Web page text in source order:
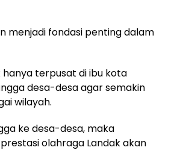
menjadi fondasi penting dalam
terpusat di ibu kota
desa-desa agar semakin
wilayah.
ke desa-desa, maka
olahraga Landak akan